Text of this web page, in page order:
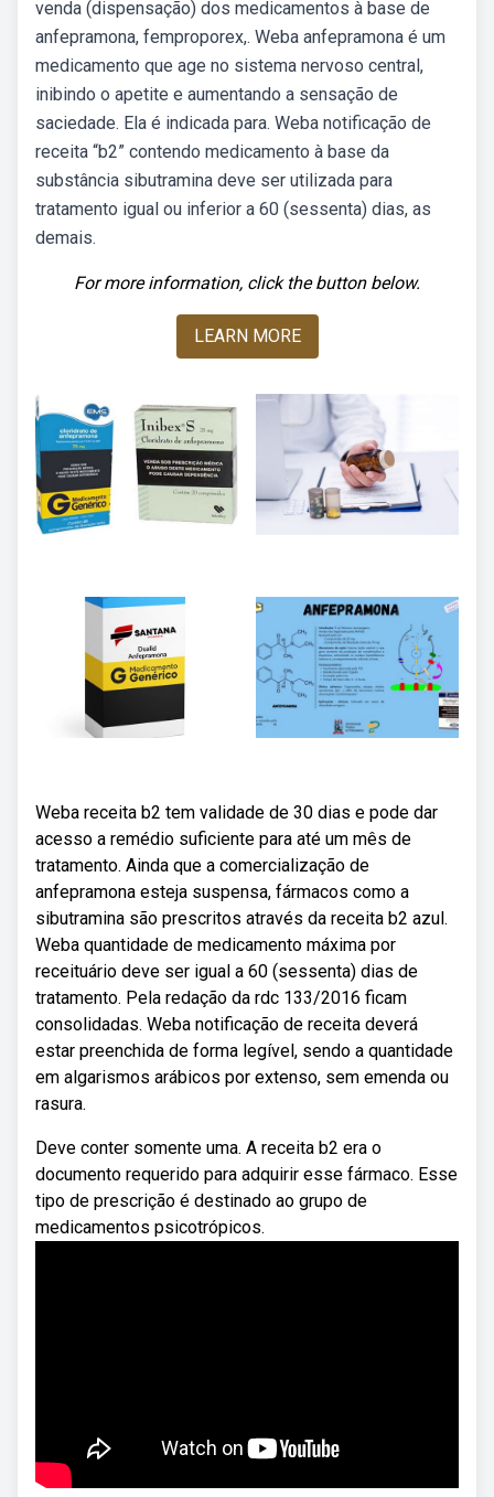
venda (dispensação) dos medicamentos à base de
anfepramona, femproporex,. Weba anfepramona é um
medicamento que age no sistema nervoso central,
inibindo o apetite e aumentando a sensação de
saciedade. Ela é indicada para. Weba notificação de
receita “b2” contendo medicamento à base da
substância sibutramina deve ser utilizada para
tratamento igual ou inferior a 60 (sessenta) dias, as
demais.
For more information, click the button below.
LEARN MORE
Weba receita b2 tem validade de 30 dias e pode dar
acesso a remédio suficiente para até um mês de
tratamento. Ainda que a comercialização de
anfepramona esteja suspensa, fármacos como a
sibutramina são prescritos através da receita b2 azul.
Weba quantidade de medicamento máxima por
receituário deve ser igual a 60 (sessenta) dias de
tratamento. Pela redação da rdc 133/2016 ficam
consolidadas. Weba notificação de receita deverá
estar preenchida de forma legível, sendo a quantidade
em algarismos arábicos por extenso, sem emenda ou
rasura.
Deve conter somente uma. A receita b2 era o
documento requerido para adquirir esse fármaco. Esse
tipo de prescrição é destinado ao grupo de
medicamentos psicotrópicos.